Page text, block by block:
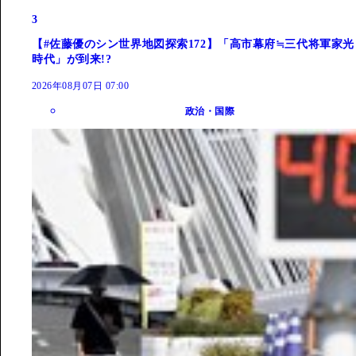
3
【#佐藤優のシン世界地図探索172】「高市幕府≒三代将軍家光
時代」が到来!?
2026年08月07日 07:00
政治・国際